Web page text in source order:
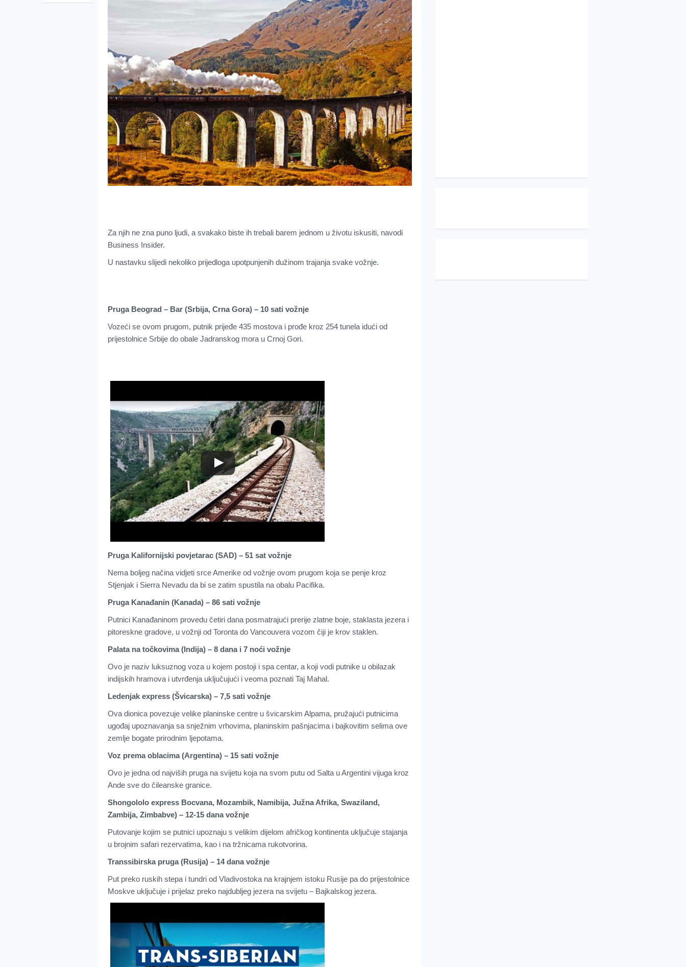
Za njih ne zna puno ljudi, a svakako biste ih trebali barem jednom u životu iskusiti, navodi
Business Insider.
U nastavku slijedi nekoliko prijedloga upotpunjenih dužinom trajanja svake vožnje.
Pruga Beograd – Bar (Srbija, Crna Gora) – 10 sati vožnje
Vozeći se ovom prugom, putnik prijeđe 435 mostova i prođe kroz 254 tunela idući od
prijestolnice Srbije do obale Jadranskog mora u Crnoj Gori.
Pruga Kalifornijski povjetarac (SAD) – 51 sat vožnje
Nema boljeg načina vidjeti srce Amerike od vožnje ovom prugom koja se penje kroz
Stjenjak i Sierra Nevadu da bi se zatim spustila na obalu Pacifika.
Pruga Kanađanin (Kanada) – 86 sati vožnje
Putnici Kanađaninom provedu četiri dana posmatrajući prerije zlatne boje, staklasta jezera i
pitoreskne gradove, u vožnji od Toronta do Vancouvera vozom čiji je krov staklen.
Palata na točkovima (Indija) – 8 dana i 7 noći vožnje
Ovo je naziv luksuznog voza u kojem postoji i spa centar, a koji vodi putnike u obilazak
indijskih hramova i utvrđenja uključujući i veoma poznati Taj Mahal.
Ledenjak express (Švicarska) – 7,5 sati vožnje
Ova dionica povezuje velike planinske centre u švicarskim Alpama, pružajući putnicima
ugođaj upoznavanja sa snježnim vrhovima, planinskim pašnjacima i bajkovitim selima ove
zemlje bogate prirodnim ljepotama.
Voz prema oblacima (Argentina) – 15 sati vožnje
Ovo je jedna od najviših pruga na svijetu koja na svom putu od Salta u Argentini vijuga kroz
Ande sve do čileanske granice.
Shongololo express Bocvana, Mozambik, Namibija, Južna Afrika, Swaziland,
Zambija, Zimbabve) – 12-15 dana vožnje
Putovanje kojim se putnici upoznaju s velikim dijelom afričkog kontinenta uključuje stajanja
u brojnim safari rezervatima, kao i na tržnicama rukotvorina.
Transsibirska pruga (Rusija) – 14 dana vožnje
Put preko ruskih stepa i tundri od Vladivostoka na krajnjem istoku Rusije pa do prijestolnice
Moskve uključuje i prijelaz preko najdubljeg jezera na svijetu – Bajkalskog jezera.